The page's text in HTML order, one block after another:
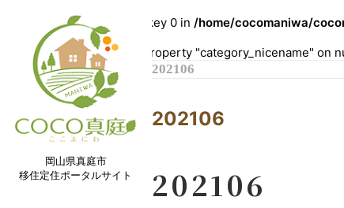
: Undefined array key 0 in /home/cocomaniwa/
Warning : Attempt to read property "category_nicename" on
岡山県真庭市
移住定住ポータルサイト
202106
202106
202106